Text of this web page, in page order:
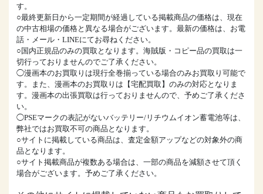
す。
○最終更新日から一定期間が経過している掲載商品の価格は、現在
の中古相場の価格と異なる場合がございます。最新の価格は、お電
話・メール・LINEにてお尋ねください。
○国内正規品のみの買取となります。海賊版・コピー品の買取は一
切行っておりませんのでご了承ください。
◯漫画本のお買取りは現行全巻揃っている場合のみお買取り可能で
す。また、漫画本のお買取りは【宅配買取】のみの対応となりま
す。漫画本の出張買取は行っておりませんので、予めご了承くださ
い。
◯PSEマークの表記がないバッテリー/リチウムイオン蓄電池等は、
弊社ではお買取不可の商品となります。
○サイトに掲載している商品は、査定金額アップなどの対象外の商
品となります。
○サイト掲載商品が複数ある場合は、一部の商品を減額させて頂く
場合がございます。予めご了承ください。